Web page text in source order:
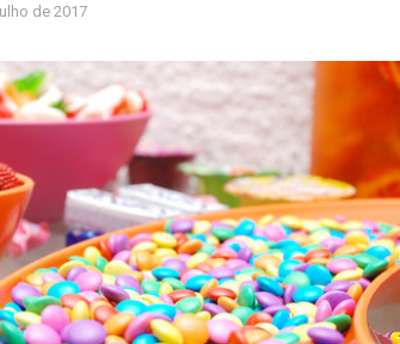
de 2017